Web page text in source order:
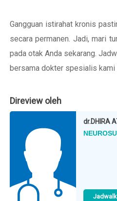
Gangguan istirahat kronis
secara permanen. Jadi, mari
pada otak Anda sekarang.
bersama dokter spesialis
Direview oleh
dr.DHIRA